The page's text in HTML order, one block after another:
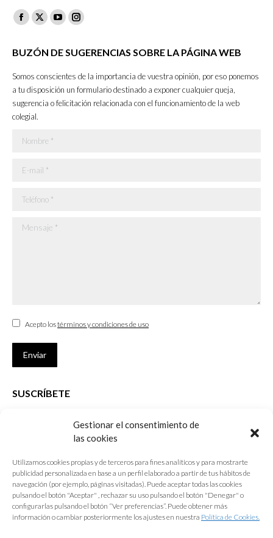
Gestionar el consentimiento de
las cookies
Utilizamos cookies propias y de terceros para fines analíticos y para mostrarte
publicidad personalizada en base a un perfil elaborado a partir de tus hábitos de
navegación (por ejemplo, páginas visitadas). Puede aceptar todas las cookies
pulsando el botón "Aceptar" , rechazar su uso pulsando el botón "Denegar" o
configurarlas pulsando el botón “Ver preferencias”. Puede obtener más
información o cambiar posteriormente los ajustes en nuestra Política de Cookies.
Facebook
opens
new
window
X
opens
new
window
YouTube
opens
new
window
Instagram
opens
in
new
window
BUZÓN DE SUGERENCIAS SOBRE LA PÁGINA WEB
Somos conscientes de la importancia de vuestra opinión, por eso ponemos
a tu disposición un formulario destinado a exponer cualquier queja,
sugerencia o felicitación relacionada con el funcionamiento de la web
colegial.
Nombre *
E-mail *
Teléfono *
Mensaje *
Acepto lostérminos y condiciones de uso
Enviar
SUSCRÍBETE
que desarrolla el Colegio de Arquitectos de Cádiz
E-mail *
Acepto lostérminos y condiciones de uso